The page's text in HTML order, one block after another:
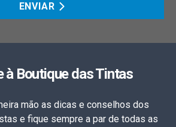
ENVIAR
à Boutique das Tintas
mão as dicas e conselhos dos
e fique sempre a par de todas as